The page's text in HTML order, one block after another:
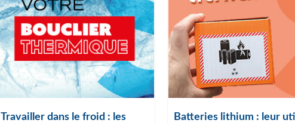
Travailler dans le froid : les
Batteries lithium : leur